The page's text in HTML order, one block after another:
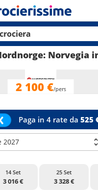
2 100 €/pers
Paga in 4 rate da 525
2027
14 Set
3 016 €
25 Set
3 328 €
Compagnie